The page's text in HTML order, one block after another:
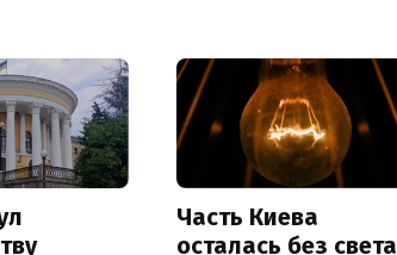
Часть Киева
осталась без света